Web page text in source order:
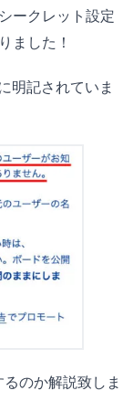
ークレット設定
ました！
明記されていま
のか解説致しま